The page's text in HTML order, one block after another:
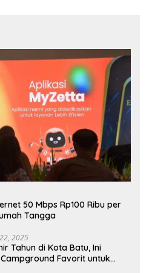
50 Mbps Rp100 Ribu per
Tangga
2025
Tahun di Kota Batu, Ini
Favorit untuk